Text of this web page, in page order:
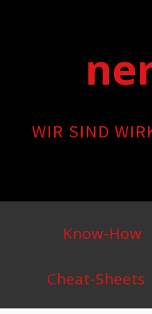
WIR SIND
Menu
Know-How
Cheat-Sheets